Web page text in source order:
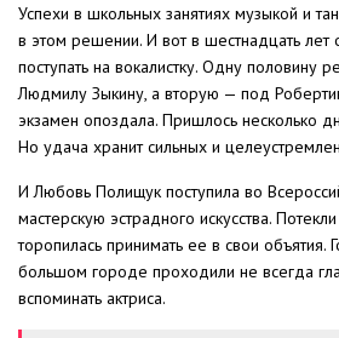
Успехи в школьных занятиях музыкой и
в этом решении. И вот в шестнадцать лет
поступать на вокалистку. Одну половину
Людмилу Зыкину, а вторую — под
экзамен опоздала. Пришлось несколько
Но удача хранит сильных и
И Любовь Полищук поступила во
мастерскую эстрадного искусства.
торопилась принимать ее в свои объятия.
большом городе проходили не всегда
вспоминать актриса.